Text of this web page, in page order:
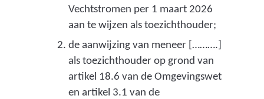
f
i
n
i
e
Vechtstromen per 1 maart 2026
aan te wijzen als toezichthouder;
de aanwijzing van meneer [……….]
als toezichthouder op grond van
artikel 18.6 van de Omgevingswet
en artikel 3.1 van de